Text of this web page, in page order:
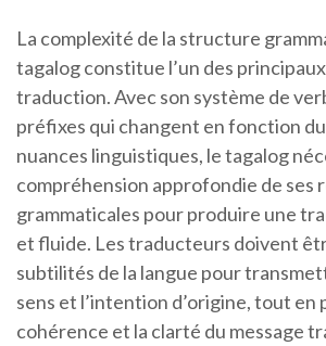
La complexité de la structure
tagalog constitue l’un des
traduction. Avec son système de
préfixes qui changent en fonction
nuances linguistiques, le tagalog
compréhension approfondie de ses
grammaticales pour produire une
et fluide. Les traducteurs doivent
subtilités de la langue pour
sens et l’intention d’origine, tout en
cohérence et la clarté du message